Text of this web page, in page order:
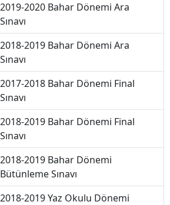
2019-2020 Bahar Dönemi Ara
Sınavı
2018-2019 Bahar Dönemi Ara
Sınavı
2017-2018 Bahar Dönemi Final
Sınavı
2018-2019 Bahar Dönemi Final
Sınavı
2018-2019 Bahar Dönemi
Bütünleme Sınavı
2018-2019 Yaz Okulu Dönemi